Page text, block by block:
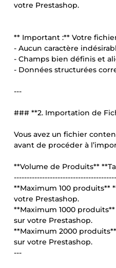
votre Prestashop.
** Important :** Votre
- Aucun caractère
- Champs bien définis et
- Données structurées
---
### **2. Importation de
Vous avez un fichier
avant de procéder à
**Volume de Produits**
**Maximum 100 produits**
votre Prestashop.
**Maximum 1000
sur votre Prestashop.
**Maximum 2000
sur votre Prestashop.
---